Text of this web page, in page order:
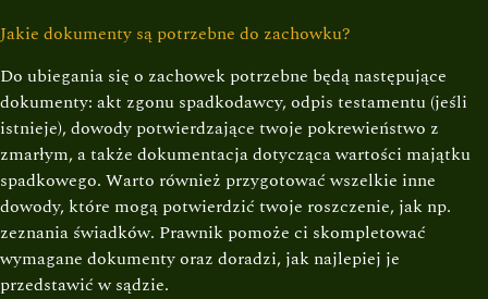
Jakie dokumenty są potrzebne do zachowku?
Do ubiegania się o zachowek potrzebne będą następujące
dokumenty: akt zgonu spadkodawcy, odpis testamentu (jeśli
istnieje), dowody potwierdzające twoje pokrewieństwo z
zmarłym, a także dokumentacja dotycząca wartości majątku
spadkowego. Warto również przygotować wszelkie inne
dowody, które mogą potwierdzić twoje roszczenie, jak np.
zeznania świadków. Prawnik pomoże ci skompletować
wymagane dokumenty oraz doradzi, jak najlepiej je
przedstawić w sądzie.